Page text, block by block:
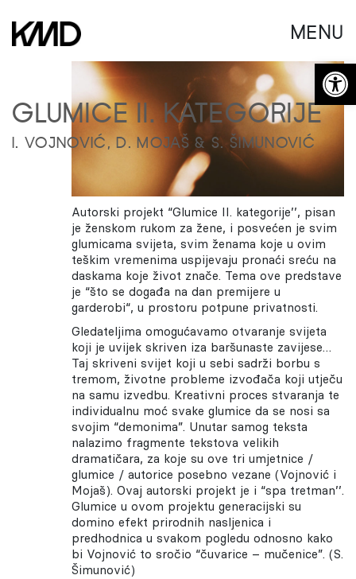
MENU
GLUMICE II. KATEGORIJE
I. VOJNOVIĆ, D. MOJAŠ & S. ŠIMUNOVIĆ
Autorski projekt “Glumice II. kategorije’’, pisan
je ženskom rukom za žene, i posvećen je svim
glumicama svijeta, svim ženama koje u ovim
teškim vremenima uspijevaju pronaći sreću na
daskama koje život znače. Tema ove predstave
je “što se događa na dan premijere u
garderobi“, u prostoru potpune privatnosti.
Gledateljima omogućavamo otvaranje svijeta
koji je uvijek skriven iza baršunaste zavijese…
Taj skriveni svijet koji u sebi sadrži borbu s
tremom, životne probleme izvođača koji utječu
na samu izvedbu. Kreativni proces stvaranja te
individualnu moć svake glumice da se nosi sa
svojim “demonima”. Unutar samog teksta
nalazimo fragmente tekstova velikih
dramatičara, za koje su ove tri umjetnice /
glumice / autorice posebno vezane (Vojnović i
Mojaš). Ovaj autorski projekt je i “spa tretman’’.
Glumice u ovom projektu generacijski su
domino efekt prirodnih nasljenica i
predhodnica u svakom pogledu odnosno kako
bi Vojnović to sročio “čuvarice – mučenice”. (S.
Šimunović)